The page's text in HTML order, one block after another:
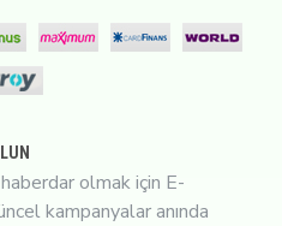
haberdar olmak için E-
kampanyalar anında